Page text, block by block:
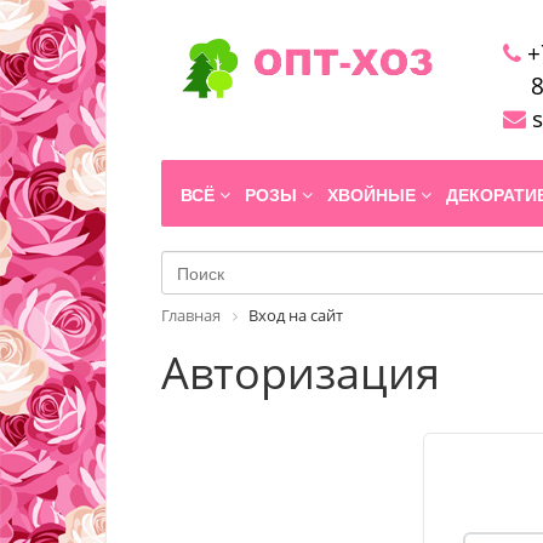
ВСЁ РОЗЫ ХВОЙНЫЕ
Главная Вход на сайт
Авторизация